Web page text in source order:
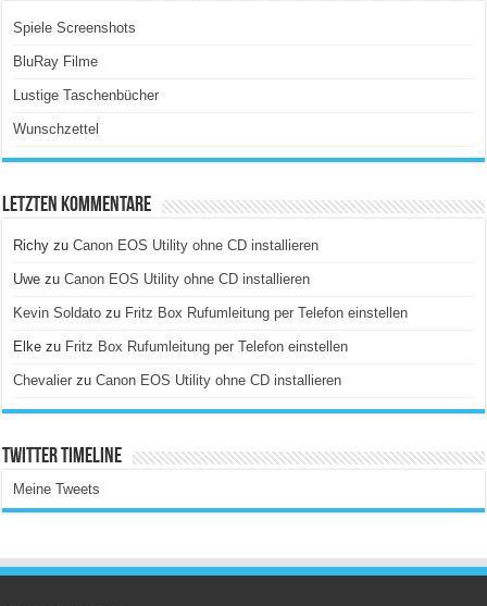
Spiele Screenshots
BluRay Filme
Lustige Taschenbücher
Wunschzettel
Letzten Kommentare
Richy zuCanon EOS Utility ohne CD installieren
Uwe zuCanon EOS Utility ohne CD installieren
Kevin Soldato zu Fritz Box Rufumleitung per Telefon einstellen
Elke zu Fritz Box Rufumleitung per Telefon einstellen
Chevalier zuCanon EOS Utility ohne CD installieren
Twitter Timeline
Meine Tweets